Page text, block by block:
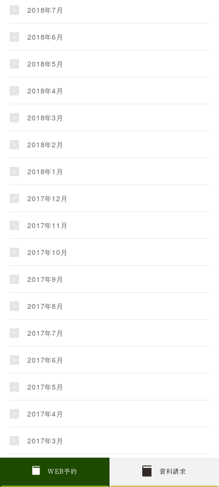
W EB予約 資料請求
2018年7月
2018年6月
2018年5月
2018年4月
2018年3月
2018年2月
2018年1月
2017年12月
2017年11月
2017年10月
2017年9月
2017年8月
2017年7月
2017年6月
2017年5月
2017年4月
2017年3月
2017年2月